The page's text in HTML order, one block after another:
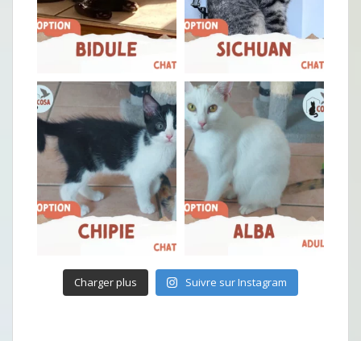
Charger plus Suivre sur Instagram